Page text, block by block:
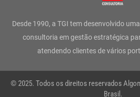
g
r
a
m
o
o
k
-
e
r
d
i
n
Desde 1990, a TGI tem desenvolvido
consultoria em gestão estratégica
atendendo clientes de vários
© 2025. Todos os direitos reservados
Brasil.